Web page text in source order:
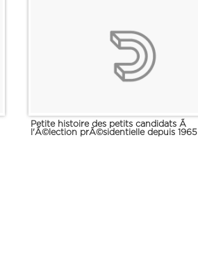
Petite histoire des petits candidats Ã
l'Ã©lection prÃ©sidentielle depuis 1965